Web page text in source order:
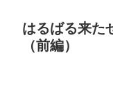
はるばる来た
（前編）